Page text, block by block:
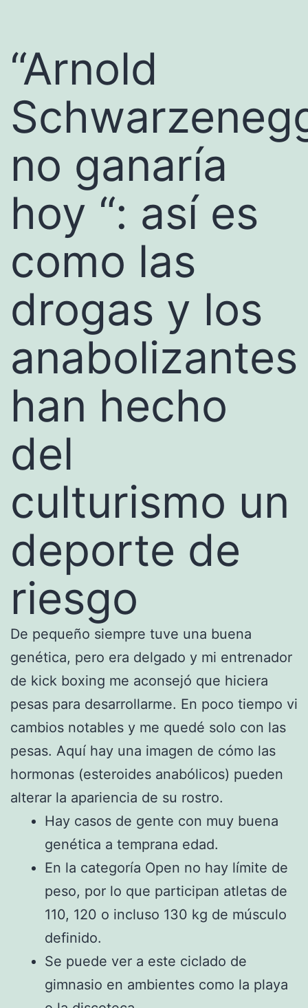
“Arnold
no ganaría
hoy “: así es
como las
drogas y los
anabolizantes
han hecho
del
culturismo un
deporte de
riesgo
De pequeño siempre tuve una buena
genética, pero era delgado y mi entrenador
de kick boxing me aconsejó que hiciera
pesas para desarrollarme. En poco tiempo vi
cambios notables y me quedé solo con las
pesas. Aquí hay una imagen de cómo las
hormonas (esteroides anabólicos) pueden
alterar la apariencia de su rostro.
Hay casos de gente con muy buena
genética a temprana edad.
En la categoría Open no hay límite de
peso, por lo que participan atletas de
110, 120 o incluso 130 kg de músculo
definido.
Se puede ver a este ciclado de
gimnasio en ambientes como la playa